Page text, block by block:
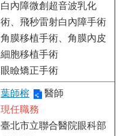
白內障微創超音波乳化
術、飛秒雷射白內障手術
角膜移植手術、角膜內皮
細胞移植手術
眼瞼矯正手術
葉師榕
醫師
現任職務
臺北市立聯合醫院眼科部